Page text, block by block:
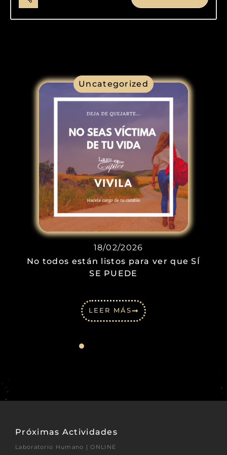
Uncategorized
18/02/2026
No todos están listos para ver que SÍ
SE PUEDE
LEER MÁS
Próximas Actividades
Laboratorio Humano | ONLINE